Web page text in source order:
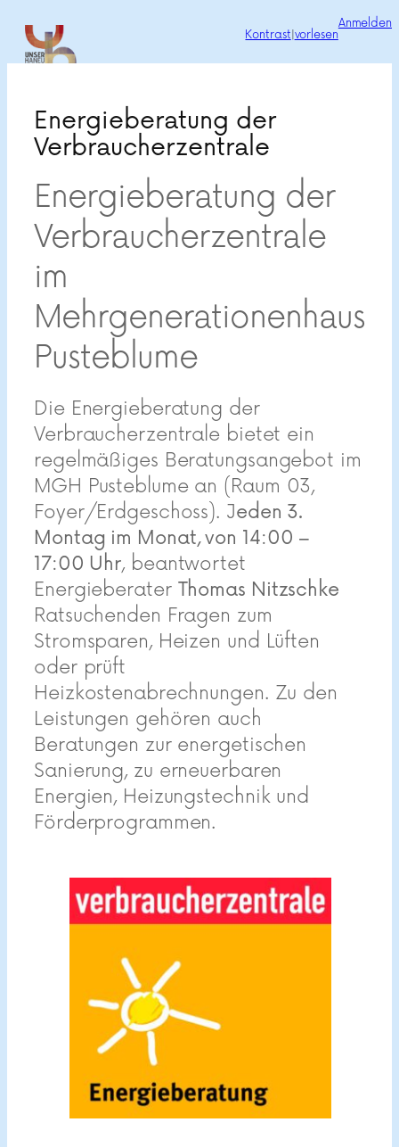
Zum
Inhalt
springen
Kontrast vorlesen
Anmelden
Energieberatung der
Verbraucherzentrale
Energieberatung der
Verbraucherzentrale
im
Mehrgenerationenhaus
Pusteblume
Die Energieberatung der
Verbraucherzentrale bietet ein
regelmäßiges Beratungsangebot im
MGH Pusteblume an (Raum 03,
Foyer/Erdgeschoss). Jeden 3.
Montag im Monat, von 14:00 –
17:00 Uhr, beantwortet
Energieberater Thomas Nitzschke
Ratsuchenden Fragen zum
Stromsparen, Heizen und Lüften
oder prüft
Heizkostenabrechnungen. Zu den
Leistungen gehören auch
Beratungen zur energetischen
Sanierung, zu erneuerbaren
Energien, Heizungstechnik und
Förderprogrammen.